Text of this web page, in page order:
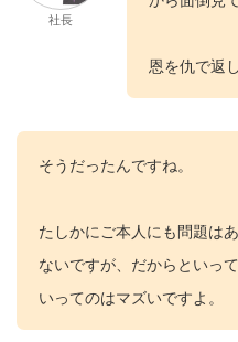
社長
恩を仇で返
そうだったんですね。
たしかにご本人にも問題は
ないですが、だからといっ
いってのはマズいですよ。